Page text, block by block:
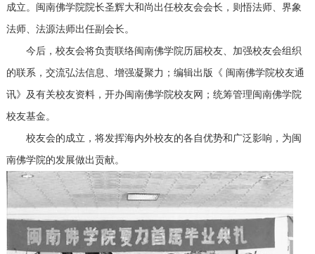
成立。闽南佛学院院长圣辉大和尚出任校友会会长，则悟法师、界象
法师、法源法师出任副会长。
今后，校友会将负责联络闽南佛学院历届校友、加强校友会组织
的联系，交流弘法信息、增强凝聚力；编辑出版《 闽南佛学院校友通
讯》及有关校友资料，开办闽南佛学院校友网；统筹管理闽南佛学院
校友基金。
校友会的成立，将发挥海内外校友的各自优势和广泛影响，为闽
南佛学院的发展做出贡献。